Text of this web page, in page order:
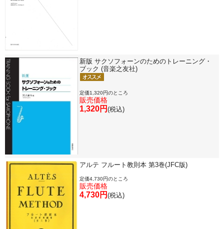
新版 サクソフォーンのためのトレーニング・
ブック (音楽之友社)
定価1,320円のところ
販売価格
1,320円 (税込)
アルテ フルート教則本 第3巻(JFC版)
定価4,730円のところ
販売価格
4,730円 (税込)